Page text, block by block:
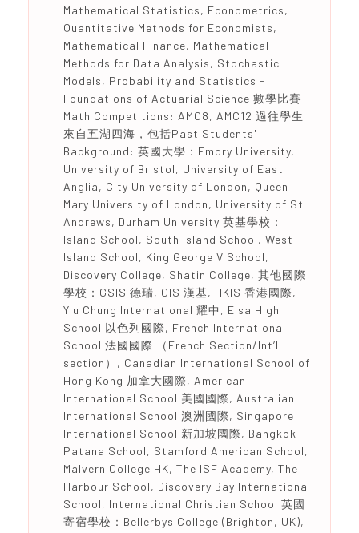
Mathematical Statistics, Econometrics,
Quantitative Methods for Economists,
Mathematical Finance, Mathematical
Methods for Data Analysis, Stochastic
Models, Probability and Statistics -
Foundations of Actuarial Science 數學比賽
Math Competitions: AMC8, AMC12 過往學生
來自五湖四海，包括Past Students'
Background: 英國大學：Emory University,
University of Bristol, University of East
Anglia, City University of London, Queen
Mary University of London, University of St.
Andrews, Durham University 英基學校：
Island School, South Island School, West
Island School, King George V School,
Discovery College, Shatin College, 其他國際
學校：GSIS 德瑞, CIS 漢基, HKIS 香港國際,
Yiu Chung International 耀中, Elsa High
School 以色列國際, French International
School 法國國際 （French Section/Int’l
section）, Canadian International School of
Hong Kong 加拿大國際, American
International School 美國國際, Australian
International School 澳洲國際, Singapore
International School 新加坡國際, Bangkok
Patana School, Stamford American School,
Malvern College HK, The ISF Academy, The
Harbour School, Discovery Bay International
School, International Christian School 英國
寄宿學校：Bellerbys College (Brighton, UK),